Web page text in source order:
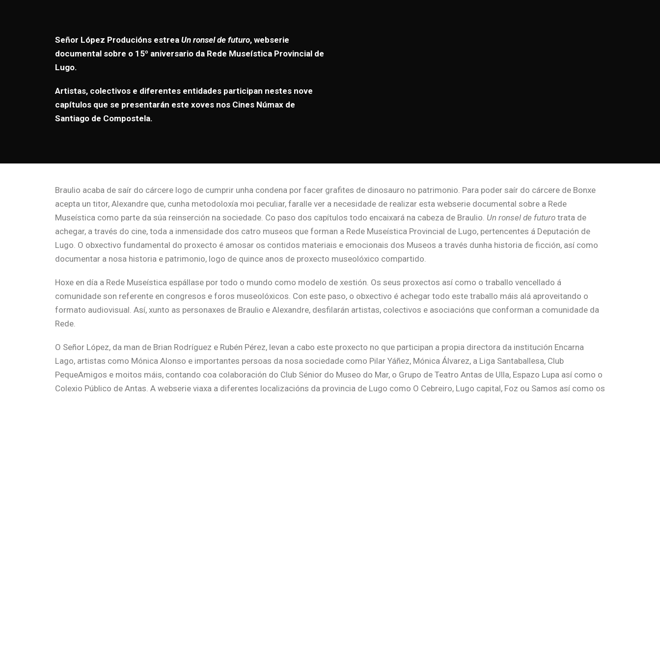
Señor López Producións estrea Un ronsel de futuro, webserie
documental sobre o 15º aniversario da Rede Museística Provincial de
Lugo.
Artistas, colectivos e diferentes entidades participan nestes nove
capítulos que se presentarán este xoves nos Cines Númax de
Santiago de Compostela.
Braulio acaba de saír do cárcere logo de cumprir unha condena por facer grafites de dinosauro no patrimonio. Para poder saír do cárcere de Bonxe
acepta un titor, Alexandre que, cunha metodoloxía moi peculiar, faralle ver a necesidade de realizar esta webserie documental sobre a Rede
Museística como parte da súa reinserción na sociedade. Co paso dos capítulos todo encaixará na cabeza de Braulio. Un ronsel de futuro trata de
achegar, a través do cine, toda a inmensidade dos catro museos que forman a Rede Museística Provincial de Lugo, pertencentes á Deputación de
Lugo. O obxectivo fundamental do proxecto é amosar os contidos materiais e emocionais dos Museos a través dunha historia de ficción, así como
documentar a nosa historia e patrimonio, logo de quince anos de proxecto museolóxico compartido.
Hoxe en día a Rede Museística espállase por todo o mundo como modelo de xestión. Os seus proxectos así como o traballo vencellado á
comunidade son referente en congresos e foros museolóxicos. Con este paso, o obxectivo é achegar todo este traballo máis alá aproveitando o
formato audiovisual. Así, xunto as personaxes de Braulio e Alexandre, desfilarán artistas, colectivos e asociacións que conforman a comunidade da
Rede.
O Señor López, da man de Brian Rodríguez e Rubén Pérez, levan a cabo este proxecto no que participan a propia directora da institución Encarna
Lago, artistas como Mónica Alonso e importantes persoas da nosa sociedade como Pilar Yáñez, Mónica Álvarez, a Liga Santaballesa, Club
PequeAmigos e moitos máis, contando coa colaboración do Club Sénior do Museo do Mar, o Grupo de Teatro Antas de Ulla, Espazo Lupa así como o
Colexio Público de Antas. A webserie viaxa a diferentes localizacións da provincia de Lugo como O Cebreiro, Lugo capital, Foz ou Samos así como os